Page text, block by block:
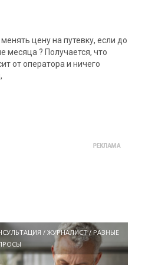
цену на путевку, если до
месяца ? Получается, что
от оператора и ничего
/ЖУРНАЛИСТ/ РАЗНЫЕ